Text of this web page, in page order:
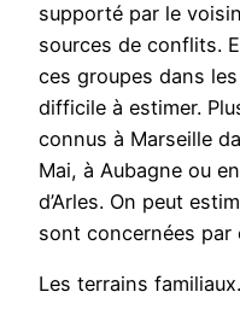
supporté par le
sources de conflits.
ces groupes dans
difficile à estimer.
connus à Marseille
Mai, à Aubagne ou
d’Arles. On peut
sont concernées par
Les terrains familiaux.